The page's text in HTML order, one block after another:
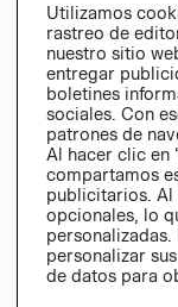
Utilizamos
rastreo de
nuestro sitio
entregar
boletines
sociales. Con
patrones de
Al hacer clic en
compartamos
publicitarios. Al
opcionales, lo
personalizar
de datos para